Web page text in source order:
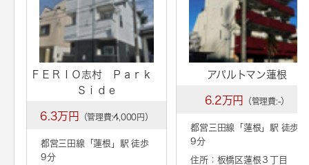
ＦＥＲＩＯ志村 Ｐａｒｋ
Ｓｉｄｅ
6.3万円 （管理費:4,000円）
都営三田線「蓮根 」駅 徒歩
9分
アパルトマン蓮根
6.2万円 （管理費:-）
都営三田線「 蓮根 」駅 徒歩
9分
住所：板橋区蓮根３丁目